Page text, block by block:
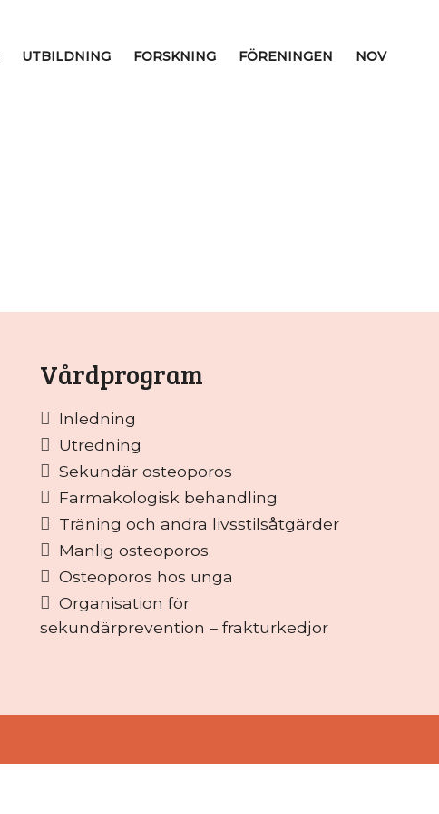
UTBILDNING FORSKNING FÖRENINGEN NOV
Vårdprogram
Inledning
Utredning
Sekundär osteoporos
Farmakologisk behandling
Träning och andra livsstilsåtgärder
Manlig osteoporos
Osteoporos hos unga
Organisation för
sekundärprevention – frakturkedjor